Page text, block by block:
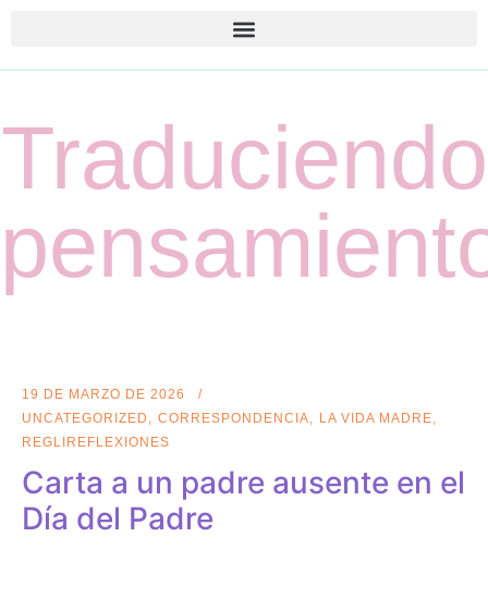
Traduciendo
19 DE MARZO DE 2026
UNCATEGORIZED
CORRESPONDENCIA
LA VIDA MADRE
REGLIREFLEXIONES
Carta a un padre ausente en el
Día del Padre